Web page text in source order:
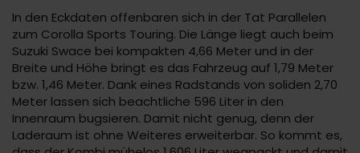
In den Eckdaten offenbaren sich in der Tat Parallelen
zum Corolla Sports Touring. Die Länge liegt auch beim
Suzuki Swace bei kompakten 4,66 Meter und in der
Breite und Höhe bringt es das Fahrzeug auf 1,79 Meter
bzw. 1,46 Meter. Dank eines Radstands von soliden 2,70
Meter lassen sich beachtliche 596 Liter in den
Innenraum bugsieren. Damit nicht genug, denn der
Laderaum ist ohne Weiteres erweiterbar. So kommt es,